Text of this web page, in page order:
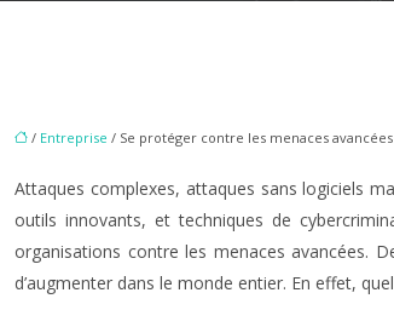
/ Entreprise / Se protéger contre les menaces
Attaques complexes, attaques sans logiciels
outils innovants, et techniques de
organisations contre les menaces avancées.
d’augmenter dans le monde entier. En effet,